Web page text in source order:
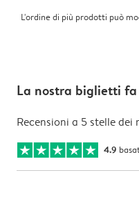
L'ordine di più prodotti può
La nostra biglietti
Recensioni a 5 stelle dei
4.9